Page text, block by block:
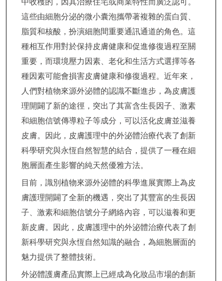
這些由細胞分泌的微小囊泡攜帶著複雜的蛋白質、
脂質和核酸，扮演細胞間重要通訊通道的角色。這
種相互作用對於保持皮膚健康和促進修復過程至關
重要，而環境壓力因素、老化和生活方式選擇等各
種因素可能會損害皮膚健康和修復過程。近年來，
人們對植物來源外泌體的認識不斷進步，為皮膚護
理開闢了新的途徑，突出了其富含生長因子、激素
和細胞信號傳導粒子等成分，可以活化皮膚並滋養
皮膚。因此，皮膚護理中的外泌體治療代表了創新
科學研究與永恆自然智慧的結合，提供了一種在細
胞層面產生影響的純天然優雅方法。
目前，識別植物來源外泌體的科學進展實際上為皮
膚護理開闢了全新的機遇，突出了其豐富的生長因
子、激素和細胞信號分子網絡內容，可以滋養和更
新皮膚。因此，皮膚護理中的外泌體治療代表了創
新科學研究與永恆自然知識的融合，為細胞層面的
魅力提供了整體技術。
外泌體護膚產品實際上已經成為化妝品市場的創新